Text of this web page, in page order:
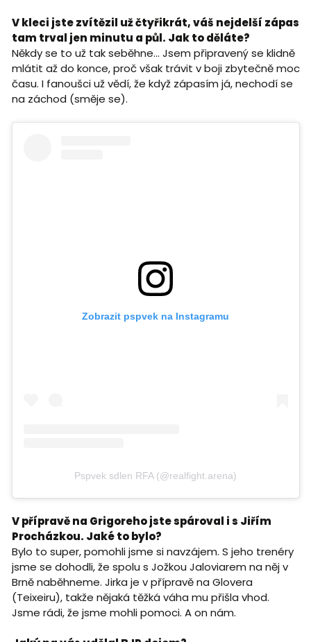
V kleci jste zvítězil už čtyřikrát, váš nejdelší zápas
tam trval jen minutu a půl. Jak to děláte?
Někdy se to už tak seběhne... Jsem připravený se klidně
mlátit až do konce, proč však trávit v boji zbytečně moc
času. I fanoušci už vědí, že když zápasím já, nechodí se
na záchod (směje se).
Zobrazit pspvek na Instagramu
Pspvek sdlen RFA (@realfight.arena)
V přípravě na Grigoreho jste spároval i s Jiřím
Procházkou. Jaké to bylo?
Bylo to super, pomohli jsme si navzájem. S jeho trenéry
jsme se dohodli, že spolu s Jožkou Jaloviarem na něj v
Brně naběhneme. Jirka je v přípravě na Glovera
(Teixeiru), takže nějaká těžká váha mu přišla vhod.
Jsme rádi, že jsme mohli pomoci. A on nám.